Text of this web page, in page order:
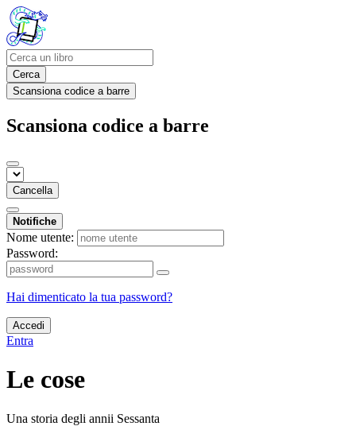
Cerca
Scansiona codice a barre
Scansiona codice a barre
Cancella
Notifiche
Nome utente:
Password:
Hai dimenticato la tua password?
Accedi
Entra
Le cose
Una storia degli annii Sessanta